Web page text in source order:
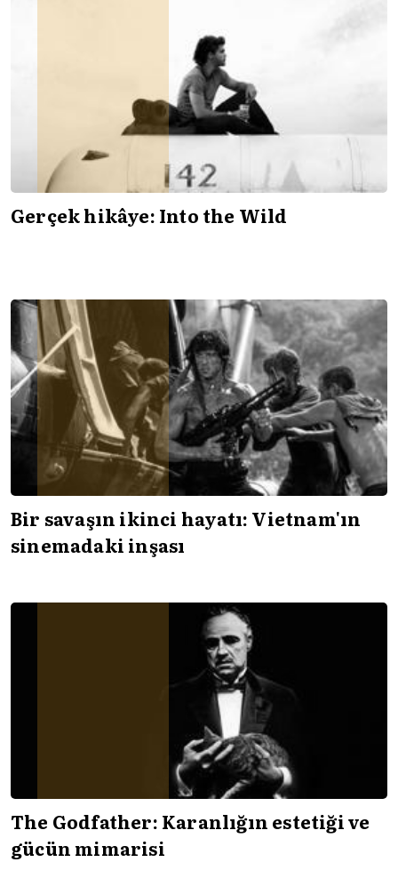
Gerçek hikâye: Into the Wild
Bir savaşın ikinci hayatı: Vietnam'ın
sinemadaki inşası
The Godfather: Karanlığın estetiği ve
gücün mimarisi